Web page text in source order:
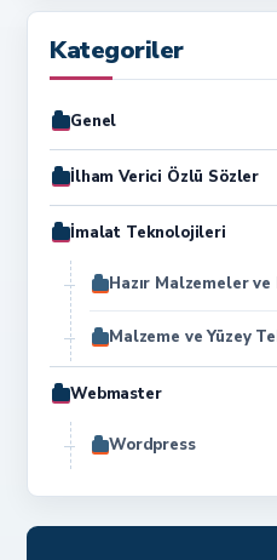
Kategoriler
Genel
İlham Verici Özlü Sözler
İmalat Teknolojileri
Hazır Malzemeler
Malzeme ve Yüzey
Webmaster
Wordpress